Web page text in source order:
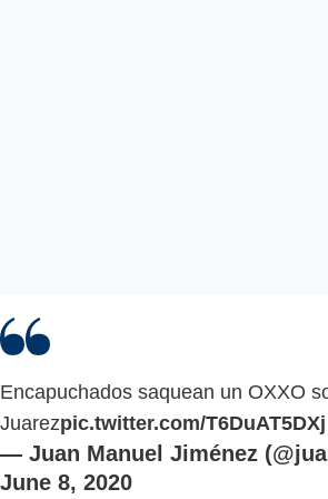
Encapuchados saquean un OXXO
Juarezpic.twitter.com/T6DuAT5DXj
— Juan Manuel Jiménez
June 8, 2020